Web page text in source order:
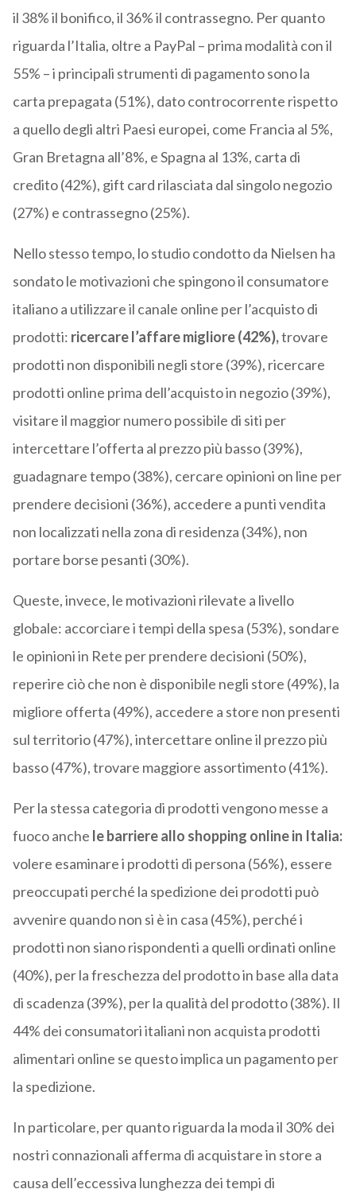
il 38% il bonifico, il 36% il contrassegno. Per quanto
riguarda l’Italia, oltre a PayPal – prima modalità con il
55% – i principali strumenti di pagamento sono la
carta prepagata (51%), dato controcorrente rispetto
a quello degli altri Paesi europei, come Francia al 5%,
Gran Bretagna all’8%, e Spagna al 13%, carta di
credito (42%), gift card rilasciata dal singolo negozio
(27%) e contrassegno (25%).
Nello stesso tempo, lo studio condotto da Nielsen ha
sondato le motivazioni che spingono il consumatore
italiano a utilizzare il canale online per l’acquisto di
prodotti: ricercare l’affare migliore (42%),trovare
prodotti non disponibili negli store (39%), ricercare
prodotti online prima dell’acquisto in negozio (39%),
visitare il maggior numero possibile di siti per
intercettare l’offerta al prezzo più basso (39%),
guadagnare tempo (38%), cercare opinioni on line per
prendere decisioni (36%), accedere a punti vendita
non localizzati nella zona di residenza (34%), non
portare borse pesanti (30%).
Queste, invece, le motivazioni rilevate a livello
globale: accorciare i tempi della spesa (53%), sondare
le opinioni in Rete per prendere decisioni (50%),
reperire ciò che non è disponibile negli store (49%), la
migliore offerta (49%), accedere a store non presenti
sul territorio (47%), intercettare online il prezzo più
basso (47%), trovare maggiore assortimento (41%).
Per la stessa categoria di prodotti vengono messe a
fuoco anche le barriere allo shopping online in Italia:
volere esaminare i prodotti di persona (56%), essere
preoccupati perché la spedizione dei prodotti può
avvenire quando non si è in casa (45%), perché i
prodotti non siano rispondenti a quelli ordinati online
(40%), per la freschezza del prodotto in base alla data
di scadenza (39%), per la qualità del prodotto (38%). Il
44% dei consumatori italiani non acquista prodotti
alimentari online se questo implica un pagamento per
la spedizione.
In particolare, per quanto riguarda la moda il 30% dei
nostri connazionali afferma di acquistare in store a
causa dell’eccessiva lunghezza dei tempi di